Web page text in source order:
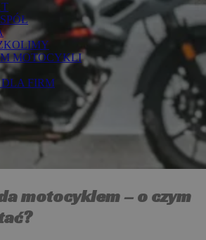
MOTOCYKLI
FIRM
motocyklem – o czym